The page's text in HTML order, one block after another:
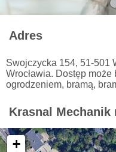
Adres
Swojczycka 154, 51-501
Wrocławia. Dostęp
ogrodzeniem, bramą,
Krasnal Mechanik
+